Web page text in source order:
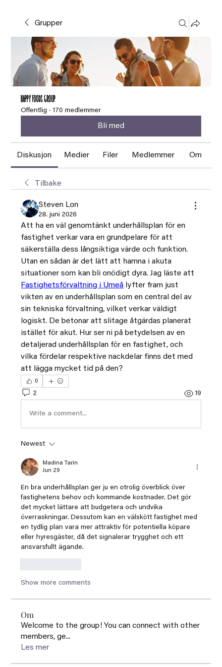
Grupper
HAPPY FOODS Group
Offentlig · 170 medlemmer
Bli med
Diskusjon Medier Filer Medlemmer Om
Tilbake
Steven Lon
28. juni 2026
Att ha en väl genomtänkt underhållsplan för en
fastighet verkar vara en grundpelare för att
säkerställa dess långsiktiga värde och funktion.
Utan en sådan är det lätt att hamna i akuta
Fastighetsförvaltning i Umeå lyfter fram just
vikten av en underhållsplan som en central del av
sin tekniska förvaltning, vilket verkar väldigt
logiskt. De betonar att slitage åtgärdas planerat
istället för akut. Hur ser ni på betydelsen av en
detaljerad underhållsplan för en fastighet, och
vilka fördelar respektive nackdelar finns det med
att lägga mycket tid på den?
0
2 19
Write a comment...
Newest
Madina Tarin
Jun 29
En bra underhållsplan ger ju en otrolig överblick över
fastighetens behov och kommande kostnader. Det gör
det mycket lättare att budgetera och undvika
överraskningar. Dessutom kan en välskött fastighet med
en tydlig plan vara mer attraktiv för potentiella köpare
eller hyresgäster, då det signalerar trygghet och ett
ansvarsfullt ägande.
Show more comments
Om
Welcome to the group! You can connect with other
members, ge...
Les mer